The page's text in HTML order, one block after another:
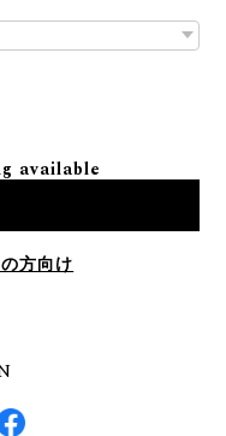
available
方向け